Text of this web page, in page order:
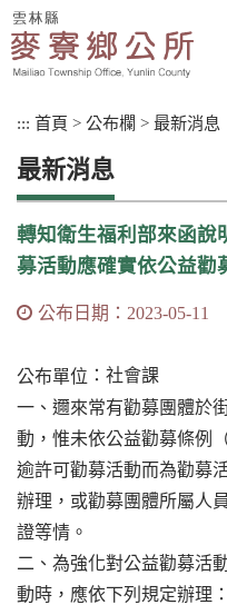
跳
到
主
::: 首頁 > 公布欄 > 最新消息
最新消息
轉知衛生福利部來函說
募活動應確實依公益勸
公布日期：2023-05-11
公布單位 ：社會課
一、邇來常有勸募團體於
動，惟未依公益勸募條例
逾許可勸募活動而為勸募
辦理，或勸募團體所屬人
證等情。
二、為強化對公益勸募活
動時，應依下列規定辦理：